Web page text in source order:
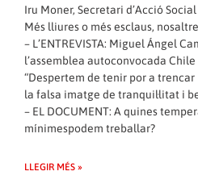
Iru Moner, Secretari d’Acció
Més lliures o més esclaus,
– L’ENTREVISTA: Miguel Ángel
l’assemblea autoconvocada
“Despertem de tenir por a trencar
la falsa imatge de tranquil·litat i
– EL DOCUMENT: A quines
mínimespodem treballar?
LLEGIR MÉS »